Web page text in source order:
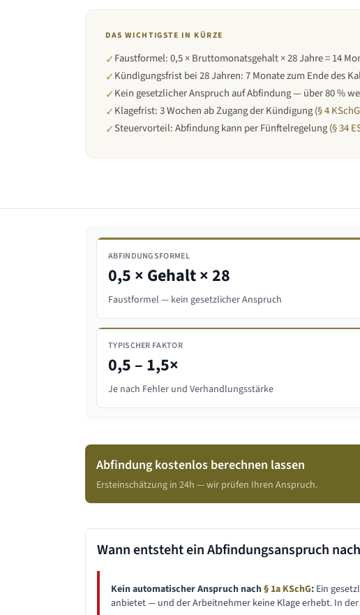
DAS WICHTIGSTE IN KÜRZE
✓Faustformel: 0,5 × Bruttomonatsgehalt × 28 Jahre = 14
✓Kündigungsfrist bei28 Jahren:7 Monate zum Ende des
✓Kein gesetzlicher Anspruch auf Abfindung — über 80 %
✓Klagefrist: 3 Wochen ab Zugang der Kündigung (§ 4 KSchG
✓Steuervorteil: Abfindung kann per Fünftelregelung (§ 34
ABFINDUNGSFORMEL
0,5 × Gehalt × 28
Faustformel — kein gesetzlicher Anspruch
TYPISCHER FAKTOR
0,5 – 1,5×
Je nach Fehler und Verhandlungsstärke
Abfindung kostenlos berechnen lassen
Ersteinschätzung in 24h — wir prüfen Ihren Anspruch.
Wann entsteht ein Abfindungsanspruch nach
Kein automatischer Anspruch nach§ 1a KSchG: Ein
anbietet — und der Arbeitnehmer keine Klage erhebt. In